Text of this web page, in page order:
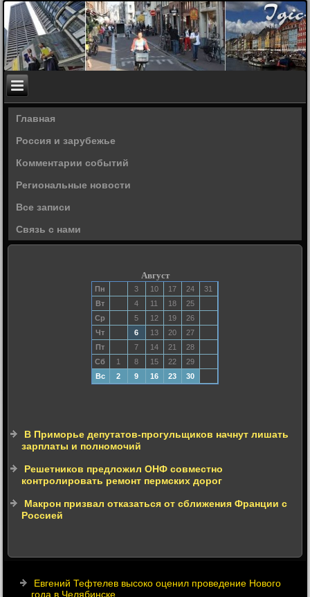
Главная
Россия и зарубежье
Комментарии событий
Региональные новости
Все записи
Связь с нами
Август
Пн 3 10 17 24
31
Вт
4 11 18
25
Ср
5 12 19
26
Чт
6 13 20
27
Пт
7 14 21
28
Сб
1 8 15 22
29
Вс
2 9 16 23 30
В Приморье депутатов-прогульщиков начнут лишать
зарплаты и полномочий
Решетников предложил ОНФ совместно
контролировать ремонт пермских дорог
Макрон призвал отказаться от сближения Франции с
Россией
Евгений Тефтелев высоко оценил проведение Нового
года в Челябинске